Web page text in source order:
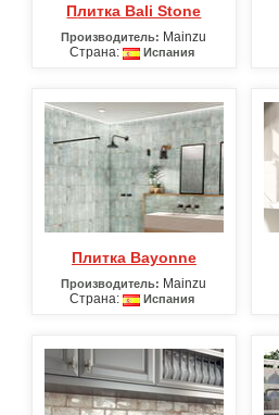
Плитка Bali Stone
Производитель: Mainzu
Страна:
Испания
Плитка Bayonne
Производитель: Mainzu
Страна:
Испания